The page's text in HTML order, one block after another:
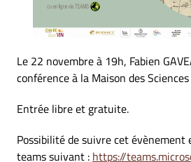
Le 22 novembre à 19h, Fabien
conférence à la Maison des Sciences
Entrée libre et gratuite.
Possibilité de suivre cet évènement
teams suivant : https://